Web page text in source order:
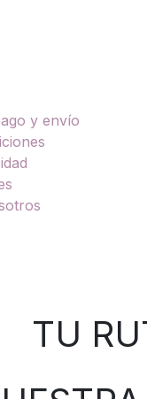
y envío